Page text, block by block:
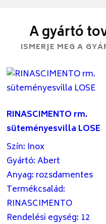
A gyártó
ISMERJE MEG A
RINASCIMENTO rm.
süteményesvilla LOSE
Szín: Inox
Gyártó:Abert
Anyag: rozsdamentes
Termékcsalád:
RINASCIMENTO
Rendelési egység: 12